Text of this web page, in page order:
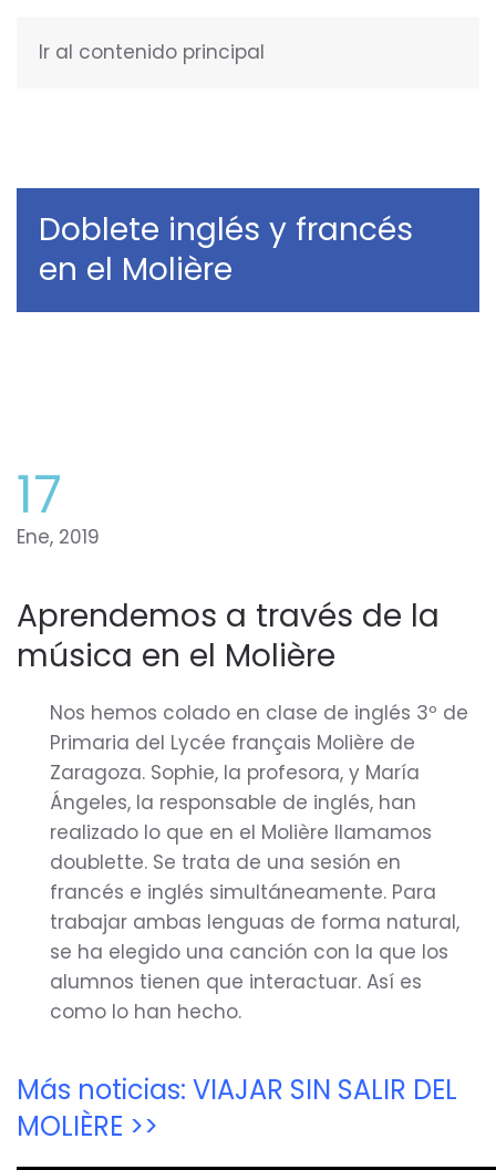
Ir al contenido principal
Doblete inglés y francés
en el Molière
17
Ene, 2019
Aprendemos a través de la
música en el Molière
Nos hemos colado en clase de inglés 3º de
Primaria del Lycée français Molière de
Zaragoza. Sophie, la profesora, y María
Ángeles, la responsable de inglés, han
realizado lo que en el Molière llamamos
doublette. Se trata de una sesión en
francés e inglés simultáneamente. Para
trabajar ambas lenguas de forma natural,
se ha elegido una canción con la que los
alumnos tienen que interactuar. Así es
como lo han hecho.
Más noticias: VIAJAR SIN SALIR DEL
MOLIÈRE >>